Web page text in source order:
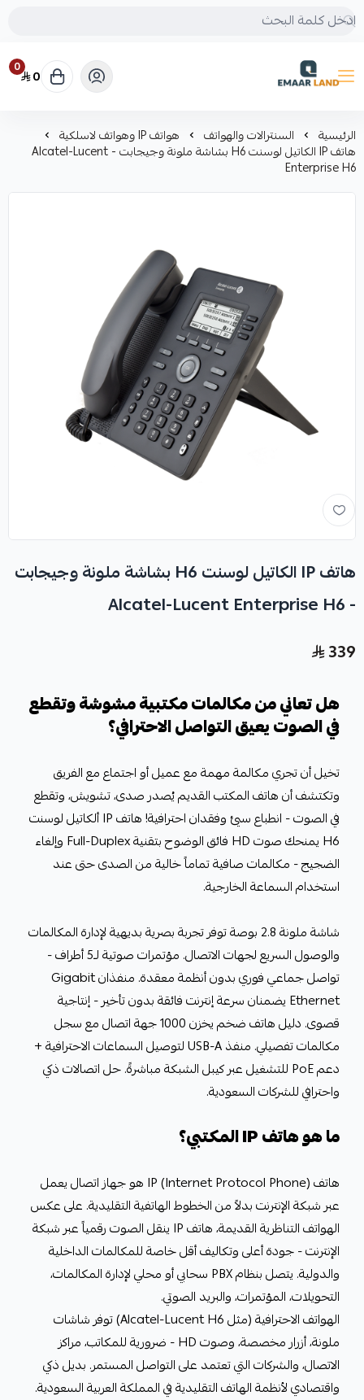
إعمار لاند
0 0
الرئيسية السنترالات والهواتف هواتف IP وهواتف لاسلكية
هاتف IP الكاتيل لوسنت H6 بشاشة ملونة وجيجابت - Alcatel-Lucent
Enterprise H6
هاتف IP الكاتيل لوسنت H6 بشاشة ملونة وجيجابت
- Alcatel-Lucent Enterprise H6
339
هل تعاني من مكالمات مكتبية مشوشة وتقطع
في الصوت يعيق التواصل الاحترافي؟
تخيل أن تجري مكالمة مهمة مع عميل أو اجتماع مع الفريق
وتكتشف أن هاتف المكتب القديم يُصدر صدى، تشويش، وتقطع
في الصوت - انطباع سيئ وفقدان احترافية! هاتف IP ألكاتيل لوسنت
H6 يمنحك صوت HD فائق الوضوح بتقنية Full-Duplex وإلغاء
الضجيج - مكالمات صافية تماماً خالية من الصدى حتى عند
استخدام السماعة الخارجية.
شاشة ملونة 2.8 بوصة توفر تجربة بصرية بديهية لإدارة المكالمات
والوصول السريع لجهات الاتصال. مؤتمرات صوتية لـ5 أطراف -
تواصل جماعي فوري بدون أنظمة معقدة. منفذان Gigabit
Ethernet يضمنان سرعة إنترنت فائقة بدون تأخير - إنتاجية
قصوى. دليل هاتف ضخم يخزن 1000 جهة اتصال مع سجل
مكالمات تفصيلي. منفذ USB-A لتوصيل السماعات الاحترافية +
دعم PoE للتشغيل عبر كيبل الشبكة مباشرةً. حل اتصالات ذكي
واحترافي للشركات السعودية.
ما هو هاتف IP المكتبي؟
هاتف IP (Internet Protocol Phone) هو جهاز اتصال يعمل
عبر شبكة الإنترنت بدلاً من الخطوط الهاتفية التقليدية. على عكس
الهواتف التناظرية القديمة، هاتف IP ينقل الصوت رقمياً عبر شبكة
الإنترنت - جودة أعلى وتكاليف أقل خاصة للمكالمات الداخلية
والدولية. يتصل بنظام PBX سحابي أو محلي لإدارة المكالمات،
التحويلات، المؤتمرات، والبريد الصوتي.
الهواتف الاحترافية (مثل Alcatel-Lucent H6) توفر شاشات
ملونة، أزرار مخصصة، وصوت HD - ضرورية للمكاتب، مراكز
الاتصال، والشركات التي تعتمد على التواصل المستمر. بديل ذكي
واقتصادي لأنظمة الهاتف التقليدية في المملكة العربية السعودية.